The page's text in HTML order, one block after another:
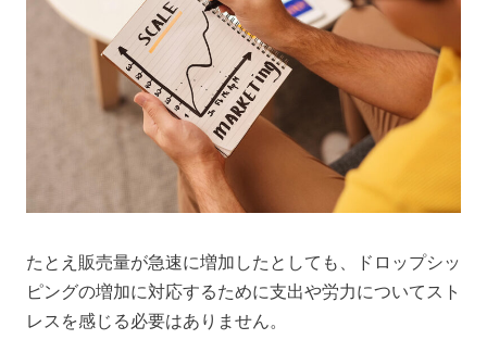
たとえ販売量が急速に増加したとしても、ドロップシッ
ピングの増加に対応するために支出や労力についてスト
レスを感じる必要はありません。